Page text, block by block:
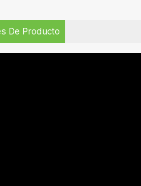
De Producto